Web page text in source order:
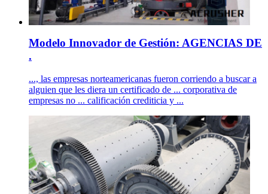
Modelo Innovador de Gestión: AGENCIAS DE
.
..., las empresas norteamericanas fueron corriendo a buscar a
alguien que les diera un certificado de ... corporativa de
empresas no ... calificación crediticia y ...